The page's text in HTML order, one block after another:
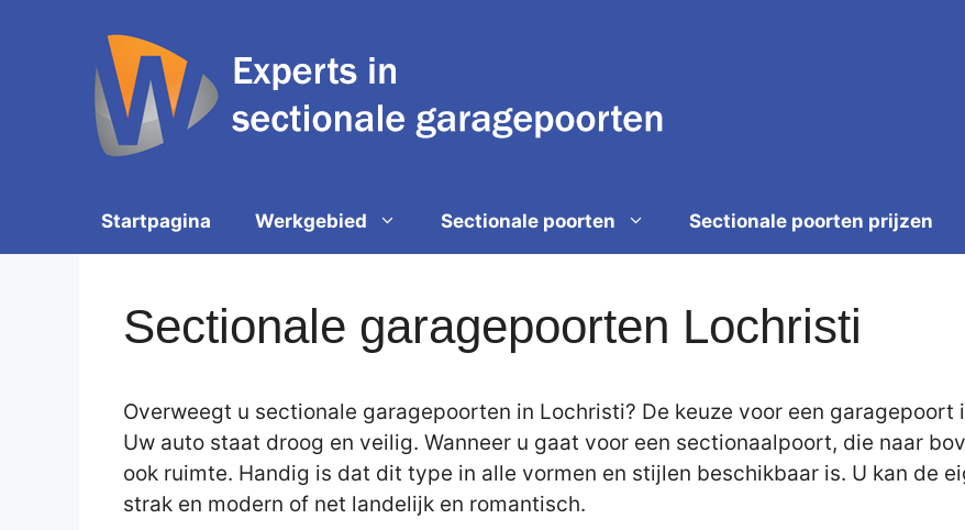
Startpagina Werkgebied Sectionale poorten Sectionale poorten prijzen
Sectionale garagepoorten Lochristi
Overweegt u sectionale garagepoorten in Lochristi? De keuze voor een
Uw auto staat droog en veilig. Wanneer u gaat voor een sectionaalpoort, die naar
ook ruimte. Handig is dat dit type in alle vormen en stijlen beschikbaar is. U kan de
strak en modern of net landelijk en romantisch.